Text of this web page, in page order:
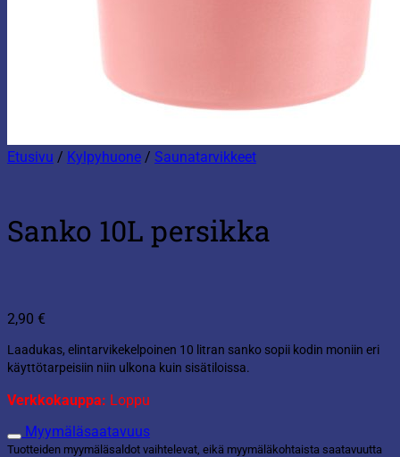
Etusivu / Kylpyhuone / Saunatarvikkeet
Sanko 10L persikka
2,90 €
Laadukas, elintarvikekelpoinen 10 litran sanko sopii kodin moniin eri
käyttötarpeisiin niin ulkona kuin sisätiloissa.
Verkkokauppa: Loppu
Myymäläsaatavuus
Tuotteiden myymäläsaldot vaihtelevat, eikä myymäläkohtaista saatavuutta